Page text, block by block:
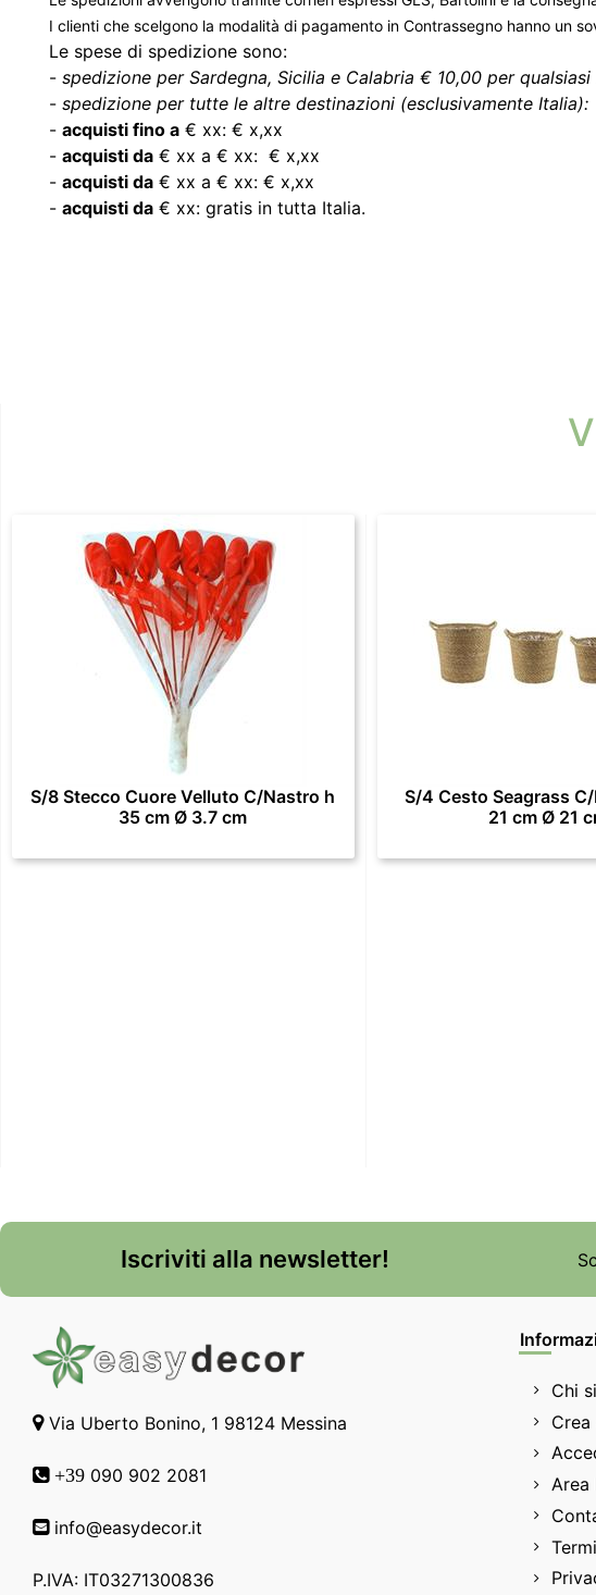
I clienti che scelgono la modalità di pagamento in Contrassegno hanno un
Le spese di spedizione sono:
- spedizione per Sardegna, Sicilia e Calabria € 10,00 per
- spedizione per tutte le altre destinazioni (esclusivamente Italia):
- acquisti fino a € xx: € x,xx
- acquisti da € xx a € xx: € x,xx
- acquisti da € xx a € xx: € x,xx
- acquisti da € xx: gratis in tutta Italia.
S/8 Stecco Cuore Velluto C/Nastro h
35 cm Ø 3.7 cm
S/4 Cesto Seagrass
21 cm Ø 21
Iscriviti alla newsletter!
Via Uberto Bonino, 1 98124 Messina
+39 090 902 2081
info@easydecor.it
P.IVA: IT03271300836
Chi
Area